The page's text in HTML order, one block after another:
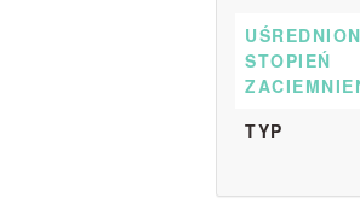
STOPIEŃ
TYP